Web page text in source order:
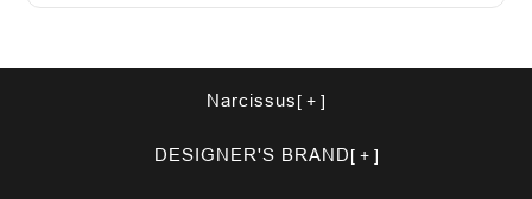
Narcissus
DESIGNER'S BRAND